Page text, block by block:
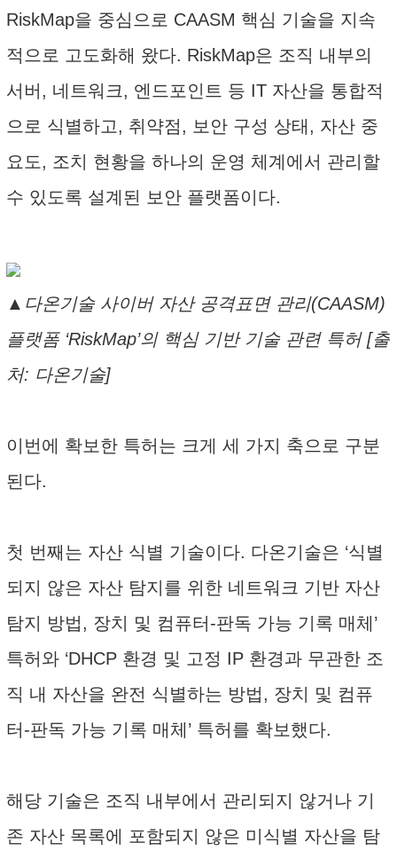
RiskMap을 중심으로 CAASM 핵심 기술을 지속
적으로 고도화해 왔다. RiskMap은 조직 내부의
서버, 네트워크, 엔드포인트 등 IT 자산을 통합적
으로 식별하고, 취약점, 보안 구성 상태, 자산 중
요도, 조치 현황을 하나의 운영 체계에서 관리할
수 있도록 설계된 보안 플랫폼이다.
▲다온기술 사이버 자산 공격표면 관리(CAASM)
플랫폼 ‘RiskMap’의 핵심 기반 기술 관련 특허 [출
처: 다온기술]
이번에 확보한 특허는 크게 세 가지 축으로 구분
된다.
첫 번째는 자산 식별 기술이다. 다온기술은 ‘식별
되지 않은 자산 탐지를 위한 네트워크 기반 자산
탐지 방법, 장치 및 컴퓨터-판독 가능 기록 매체’
특허와 ‘DHCP 환경 및 고정 IP 환경과 무관한 조
직 내 자산을 완전 식별하는 방법, 장치 및 컴퓨
터-판독 가능 기록 매체’ 특허를 확보했다.
해당 기술은 조직 내부에서 관리되지 않거나 기
존 자산 목록에 포함되지 않은 미식별 자산을 탐